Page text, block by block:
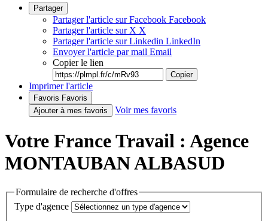
Partager
Partager l'article sur Facebook Facebook
Partager l'article sur X X
Partager l'article sur Linkedin LinkedIn
Envoyer l'article par mail Email
Copier le lien
Copier
Imprimer l'article
Favoris Favoris
Ajouter à mes favoris
Voir mes favoris
Votre France Travail : Agence
MONTAUBAN ALBASUD
Formulaire de recherche d'offres
Type d'agence